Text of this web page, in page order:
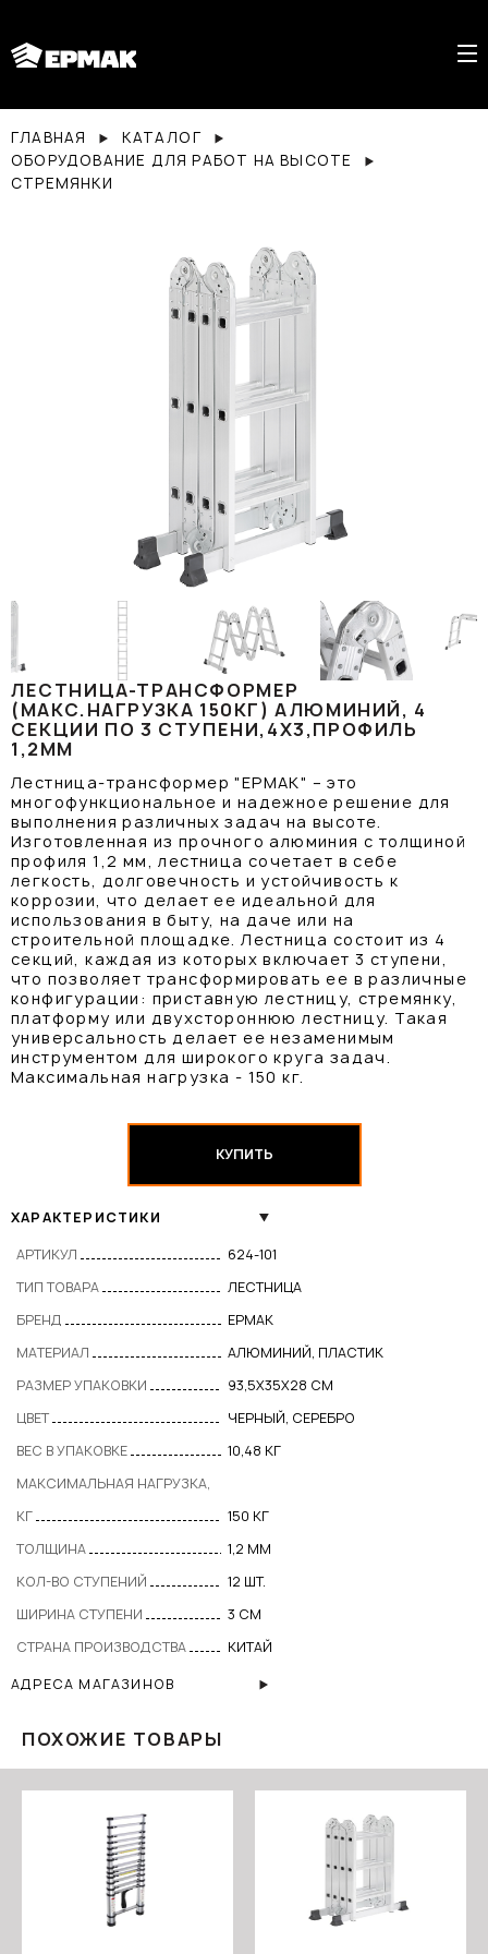
ГЛАВНАЯ
КАТАЛОГ
ОБОРУДОВАНИЕ ДЛЯ РАБОТ НА ВЫСОТЕ
СТРЕМЯНКИ
ЛЕСТНИЦА-ТРАНСФОРМЕР
(МАКС.НАГРУЗКА 150КГ) АЛЮМИНИЙ, 4
СЕКЦИИ ПО 3 СТУПЕНИ,4Х3,ПРОФИЛЬ
1,2ММ
Лестница-трансформер "ЕРМАК" – это
многофункциональное и надежное решение для
выполнения различных задач на высоте.
Изготовленная из прочного алюминия с толщиной
профиля 1,2 мм, лестница сочетает в себе
легкость, долговечность и устойчивость к
коррозии, что делает ее идеальной для
использования в быту, на даче или на
строительной площадке. Лестница состоит из 4
секций, каждая из которых включает 3 ступени,
что позволяет трансформировать ее в различные
конфигурации: приставную лестницу, стремянку,
платформу или двухстороннюю лестницу. Такая
универсальность делает ее незаменимым
инструментом для широкого круга задач.
Максимальная нагрузка - 150 кг.
КУПИТЬ
ХАРАКТЕРИСТИКИ
АРТИКУЛ
624-101
ТИП ТОВАРА
ЛЕСТНИЦА
БРЕНД
ЕРМАК
МАТЕРИАЛ
АЛЮМИНИЙ, ПЛАСТИК
РАЗМЕР УПАКОВКИ
93,5Х35Х28 СМ
ЦВЕТ
ЧЕРНЫЙ, СЕРЕБРО
ВЕС В УПАКОВКЕ
10,48 КГ
MAКСИМАЛЬНАЯ НАГРУЗКА,
КГ
150 КГ
ТОЛЩИНА
1,2 ММ
КОЛ-ВО СТУПЕНИЙ
12 ШТ.
ШИРИНА СТУПЕНИ
3 СМ
СТРАНА ПРОИЗВОДСТВА
КИТАЙ
АДРЕСА МАГАЗИНОВ
ПОХОЖИЕ ТОВАРЫ